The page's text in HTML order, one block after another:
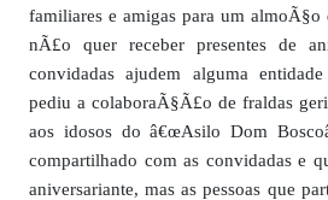
familiares e amigas para um
nÃ£o quer receber presentes de
convidadas ajudem alguma
pediu a colaboraÃ§Ã£o de fraldas
aos idosos do â€œAsilo Dom
compartilhado com as convidadas e
aniversariante, mas as pessoas que